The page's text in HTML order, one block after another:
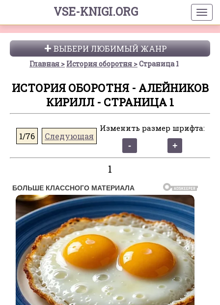
VSE-KNIGI.ORG
ВЫБЕРИ ЛЮБИМЫЙ ЖАНР
Главная История оборотня Страница 1
ИСТОРИЯ ОБОРОТНЯ - АЛЕЙНИКОВ
КИРИЛЛ - СТРАНИЦА 1
1/76 Следующая
Изменить размер шрифта:
1